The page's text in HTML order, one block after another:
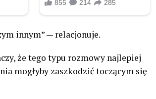
innym” — relacjonuje.
że tego typu rozmowy najlepiej
mogłyby zaszkodzić toczącym się